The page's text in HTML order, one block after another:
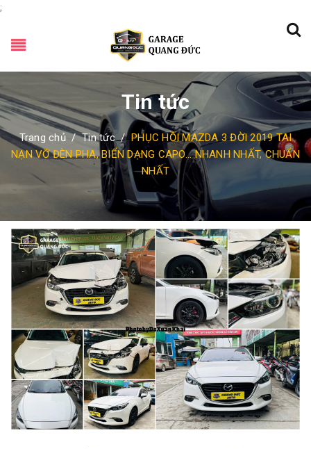
;
Tin tức
Trang chủ / Tin tức / PHỤC HỒI MAZDA 3 ĐỜI 2019 TAI
NẠN VỠ ĐÈN PHA, BIẾN DẠNG CAPO... NHANH NHẤT, CHUẨN
NHẤT